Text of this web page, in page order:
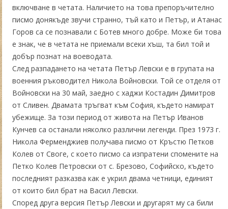
включване в четата. Наличието на това препоръчително
писмо донякъде звучи странно, тъй като и Петър, и Атанас
Горов са се познавали с Ботев много добре. Може би това
е знак, че в четата не приемали всеки хъш, та бил той и
добър познат на воеводата.
След разпадането на четата Петър Левски е в групата на
военния ръководител Никола Войновски. Той се отделя от
Войновски на 30 май, заедно с хаджи Костадин Димитров
от Сливен. Двамата тръгват към София, където намират
убежище. За този период от живота на Петър Иванов
Кунчев са останали няколко различни легенди. През 1973 г.
Никола Ферменджиев получава писмо от Кръстю Петков
Колев от Своге, с което писмо са изпратени спомените на
Петко Колев Петровски от с. Брезово, Софийско, където
последният разказва как е укрил двама четници, единият
от които бил брат на Васил Левски.
Според друга версия Петър Левски и другарят му са били